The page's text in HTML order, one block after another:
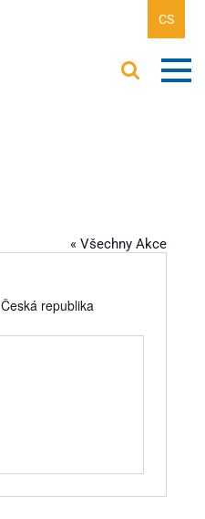
CS
« Všechny Akce
Česká republika